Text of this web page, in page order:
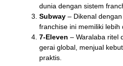
dunia dengan sistem
Subway– Dikenal dengan
franchise ini memiliki lebih
7-Eleven – Waralaba ritel
gerai global, menjual
praktis.